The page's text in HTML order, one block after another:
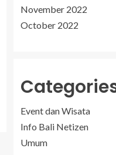
November 2022
October 2022
Event dan Wisata
Info Bali Netizen
Umum